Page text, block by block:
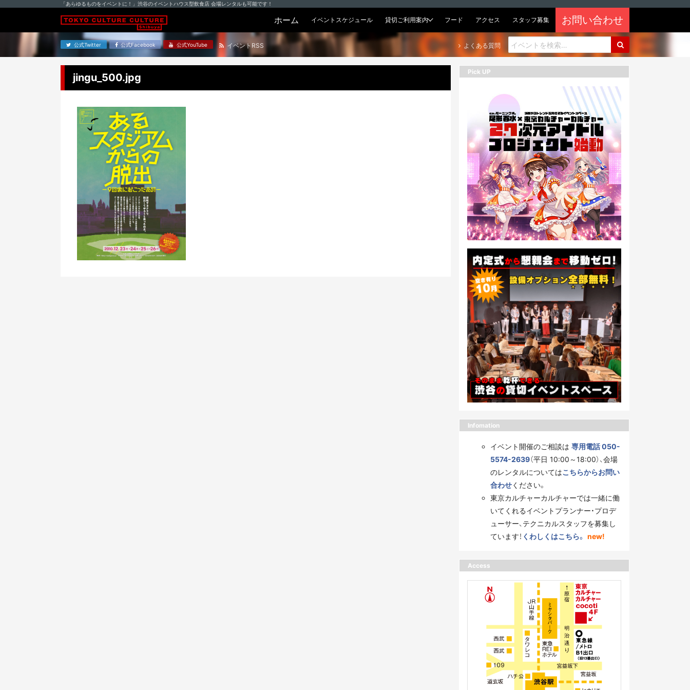
「あらゆるものをイベントに！」渋谷のイベントハウス型飲食店 会場レンタルも可能です！
ホーム イベントスケジュール 貸切ご利用案内 フード アクセス スタッフ募集 お問い合わせ
公式Twitter 公式Facebook 公式YouTube イベントRSS よくある質問
jingu_500.jpg Pick UP
Infomation
イベント開催のご相談は 専用電話 050-
5574-2639（平日 10:00～18:00）、会場
のレンタルについてはこちらからお問い
合わせください。
東京カルチャーカルチャーでは一緒に働
いてくれるイベントプランナー・プロデ
ューサー、テクニカルスタッフを募集し
ています！ くわしくはこちら。 new!
Access